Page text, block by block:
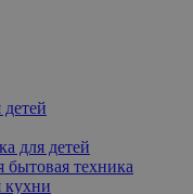
для детей
бытовая техника
кухни